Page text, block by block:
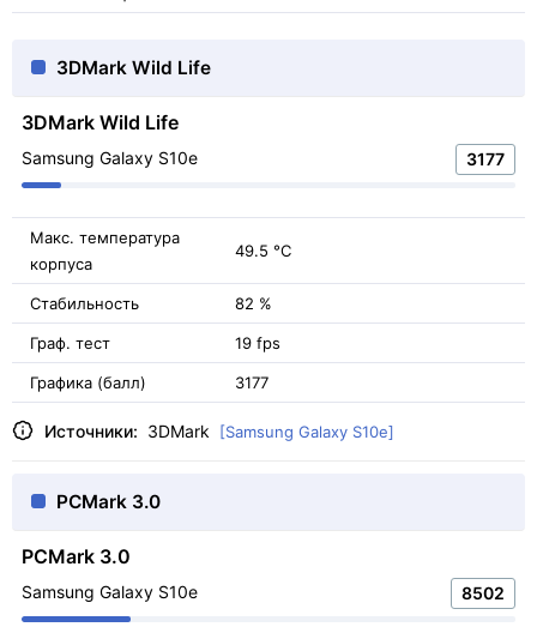
3DMark Wild Life
3DMark Wild Life
Samsung Galaxy S10e 3177
Макс. температура
корпуса
49.5 °C
Стабильность 82 %
Граф. тест 19 fps
Графика (балл) 3177
Источники: 3DMark [Samsung Galaxy S10e]
PCMark 3.0
PCMark 3.0
Samsung Galaxy S10e 8502